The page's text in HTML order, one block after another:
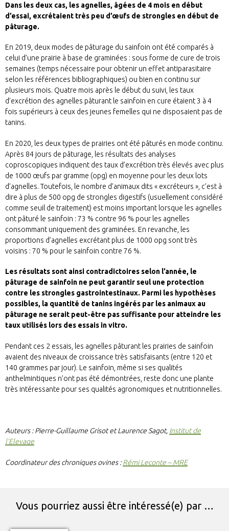
Dans les deux cas, les agnelles, âgées de 4 mois en début
d’essai, excrétaient très peu d’œufs de strongles en début de
pâturage.
En 2019, deux modes de pâturage du sainfoin ont été comparés à
celui d’une prairie à base de graminées : sous forme de cure de trois
semaines (temps nécessaire pour obtenir un effet antiparasitaire
selon les références bibliographiques) ou bien en continu sur
plusieurs mois. Quatre mois après le début du suivi, les taux
d’excrétion des agnelles pâturant le sainfoin en cure étaient 3 à 4
fois supérieurs à ceux des jeunes femelles qui ne disposaient pas de
tanins.
En 2020, les deux types de prairies ont été pâturés en mode continu.
Après 84 jours de pâturage, les résultats des analyses
coproscopiques indiquent des taux d’excrétion très élevés avec plus
de 1000 œufs par gramme (opg) en moyenne pour les deux lots
d’agnelles. Toutefois, le nombre d’animaux dits « excréteurs », c’est à
dire à plus de 500 opg de strongles digestifs (usuellement considéré
comme seuil de traitement) est moins important lorsque les agnelles
ont pâturé le sainfoin : 73 % contre 96 % pour les agnelles
consommant uniquement des graminées. En revanche, les
proportions d’agnelles excrétant plus de 1000 opg sont très
voisins : 70 % pour le sainfoin contre 76 %.
Les résultats sont ainsi contradictoires selon l’année, le
pâturage de sainfoin ne peut garantir seul une protection
contre les strongles gastrointestinaux. Parmi les hypothèses
possibles, la quantité de tanins ingérés par les animaux au
pâturage ne serait peut-être pas suffisante pour atteindre les
taux utilisés lors des essais in vitro.
Pendant ces 2 essais, les agnelles pâturant les prairies de sainfoin
avaient des niveaux de croissance très satisfaisants (entre 120 et
140 grammes par jour). Le sainfoin, même si ses qualités
anthelmintiques n’ont pas été démontrées, reste donc une plante
très intéressante pour ses qualités agronomiques et nutritionnelles.
Auteurs : Pierre-Guillaume Grisot et Laurence Sagot, Institut de
l’Elevage
Coordinateur des chroniques ovines :Rémi Leconte – MRE
Vous pourriez aussi être intéressé(e) par …